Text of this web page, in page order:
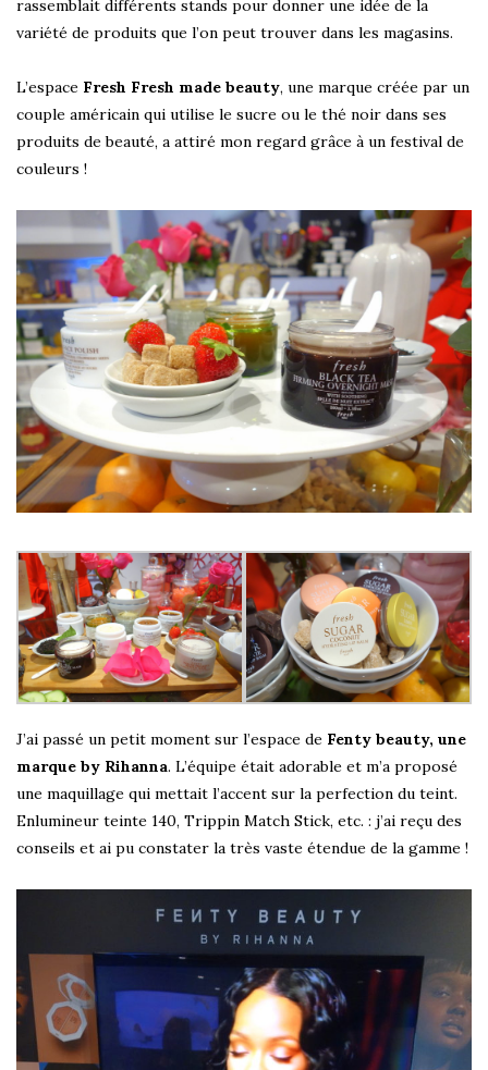
rassemblait différents stands pour donner une idée de la
variété de produits que l’on peut trouver dans les magasins.
L’espace Fresh Fresh made beauty, une marque créée par un
couple américain qui utilise le sucre ou le thé noir dans ses
produits de beauté, a attiré mon regard grâce à un festival de
couleurs !
J’ai passé un petit moment sur l’espace de Fenty beauty, une
marque by Rihanna. L’équipe était adorable et m’a proposé
une maquillage qui mettait l’accent sur la perfection du teint.
Enlumineur teinte 140, Trippin Match Stick, etc. : j’ai reçu des
conseils et ai pu constater la très vaste étendue de la gamme !